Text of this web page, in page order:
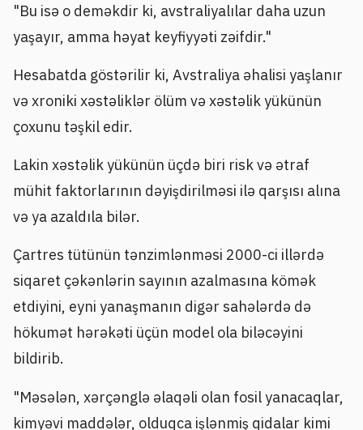
"Bu isə o deməkdir ki, avstraliyalılar daha uzun
yaşayır, amma həyat keyfiyyəti zəifdir."
Hesabatda göstərilir ki, Avstraliya əhalisi yaşlanır
və xroniki xəstəliklər ölüm və xəstəlik yükünün
çoxunu təşkil edir.
Lakin xəstəlik yükünün üçdə biri risk və ətraf
mühit faktorlarının dəyişdirilməsi ilə qarşısı alına
və ya azaldıla bilər.
Çartres tütünün tənzimlənməsi 2000-ci illərdə
siqaret çəkənlərin sayının azalmasına kömək
etdiyini, eyni yanaşmanın digər sahələrdə də
hökumət hərəkəti üçün model ola biləcəyini
bildirib.
"Məsələn, xərçənglə əlaqəli olan fosil yanacaqlar,
kimyəvi maddələr, olduqca işlənmiş qidalar kimi